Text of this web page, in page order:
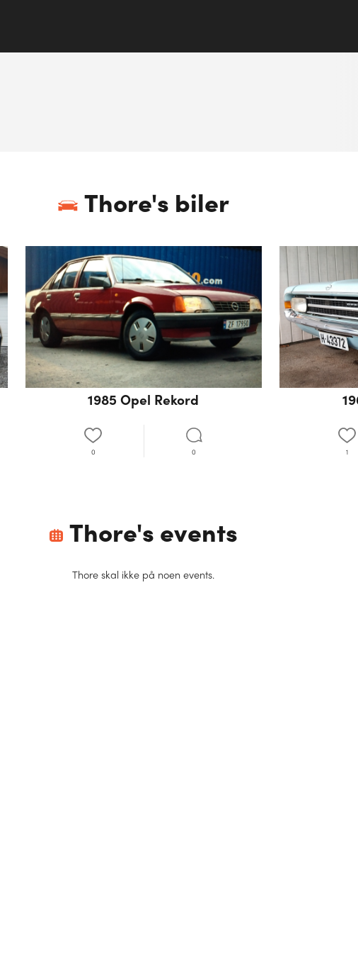
Thore's biler
1985 Opel Rekord
0 0 1
Thore's events
Thore skal ikke på noen events.